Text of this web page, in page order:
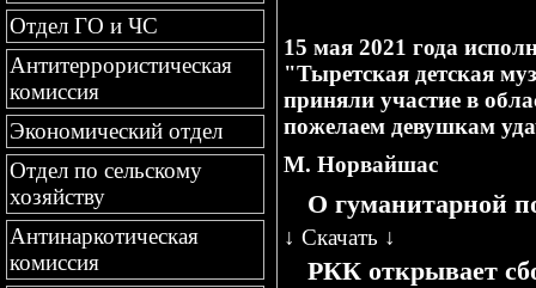
Отдел ГО и ЧС
Антитеррористическая
комиссия
Экономический отдел
Отдел по сельскому
хозяйству
Антинаркотическая
комиссия
15 мая 2021 года
"Тыретская детская
приняли участие в
пожелаем девушкам
М. Норвайшас
О гуманитарной
↓ Скачать ↓
РКК открывает